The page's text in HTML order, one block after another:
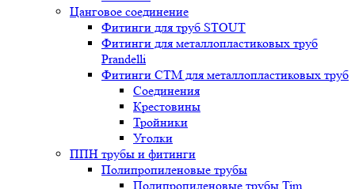
Цанговое соединение
Фитинги для труб STOUT
Фитинги для металлопластиковых труб
Prandelli
Фитинги СTM для металлопластиковых труб
Соединения
Крестовины
Тройники
Уголки
ППН трубы и фитинги
Полипропиленовые трубы
Полипропиленовые трубы Tim